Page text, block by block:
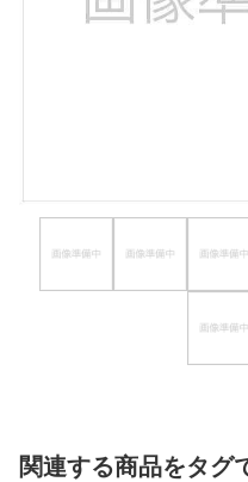
閲覧履
関連する商品をタグ